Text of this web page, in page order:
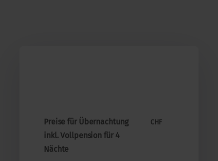
Preise für Übernachtung
inkl. Vollpension für 4
Nächte
CHF